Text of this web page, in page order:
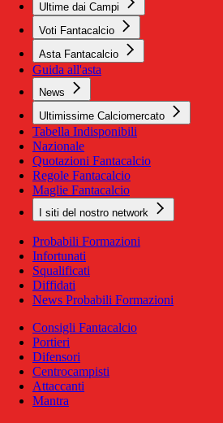
Ultime dai Campi
Voti Fantacalcio
Asta Fantacalcio
Guida all'asta
News
Ultimissime Calciomercato
Tabella Indisponibili
Nazionale
Quotazioni Fantacalcio
Regole Fantacalcio
Maglie Fantacalcio
I siti del nostro network
Probabili Formazioni
Infortunati
Squalificati
Diffidati
News Probabili Formazioni
Consigli Fantacalcio
Portieri
Difensori
Centrocampisti
Attaccanti
Mantra